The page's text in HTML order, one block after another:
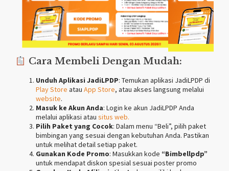
Cara Membeli Dengan Mudah:
Unduh Aplikasi JadiLPDP: Temukan aplikasi JadiLPDP di
Play Store atau App Store, atau akses langsung melalui
website.
Masuk ke Akun Anda: Login ke akun JadiLPDP Anda
melalui aplikasi atau situs web.
Pilih Paket yang Cocok: Dalam menu “Beli”, pilih paket
bimbingan yang sesuai dengan kebutuhan Anda. Pastikan
untuk melihat detail setiap paket.
Gunakan Kode Promo: Masukkan kode “Bimbellpdp”
untuk mendapat diskon spesial sesuai poster promo